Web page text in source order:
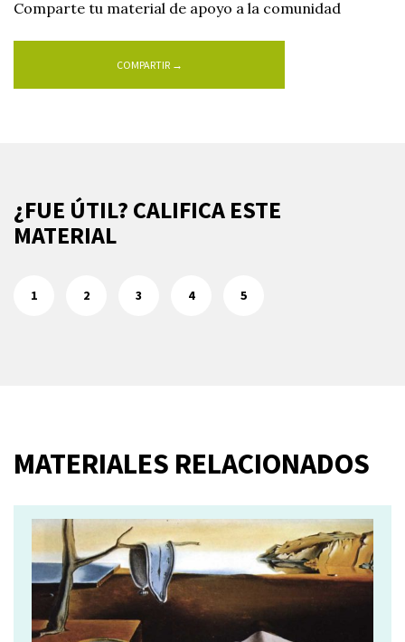
Comparte tu material de apoyo a la comunidad
COMPARTIR →
¿FUE ÚTIL? CALIFICA ESTE
MATERIAL
1 2 3 4 5
MATERIALES RELACIONADOS